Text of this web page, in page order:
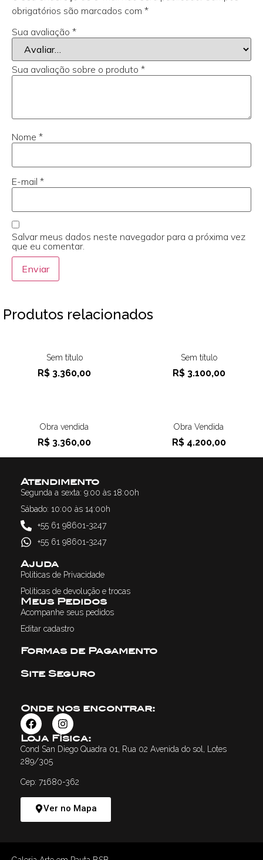
obrigatórios são marcados com *
Sua avaliação *
Sua avaliação sobre o produto *
Nome *
E-mail *
Salvar meus dados neste navegador para a próxima vez
que eu comentar.
Produtos relacionados
Sem título
R$ 3.360,00
Sem título
R$3.100,00
Obra vendida
R$ 3.360,00
Obra Vendida
R$4.200,00
Atendimento
Segunda a sexta: 9:00 às 18:00h
Sábado: 10:00 às 14:00h
+55 61 98601-3247
+55 61 98601-3247
Ajuda
Politicas de Privacidade
Politicas de devolução e trocas
Meus Pedidos
Acompanhe seus pedidos
Editar cadastro
Formas de Pagamento
Site Seguro
Onde nos encontrar:
Loja Física:
Cond San Diego Quadra 01, Rua 02 Avenida do sol, Lotes
289/305
Cep: 71680-362
Ver no Mapa